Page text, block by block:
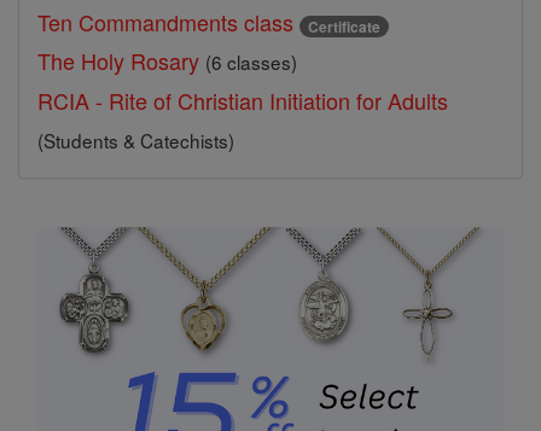
Ten Commandments class Certificate
The Holy Rosary (6 classes)
RCIA - Rite of Christian Initiation for Adults
(Students & Catechists)